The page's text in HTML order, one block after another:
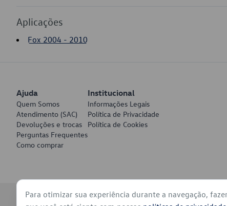
Aplicações
Fox 2004 - 2010
Ajuda
Quem Somos
Atendimento (SAC)
Devoluções e trocas
Perguntas Frequentes
Como comprar
Institucional
Informações Legais
Política de Privacidade
Política de Cookies
Para otimizar sua experiência durante a navegação,